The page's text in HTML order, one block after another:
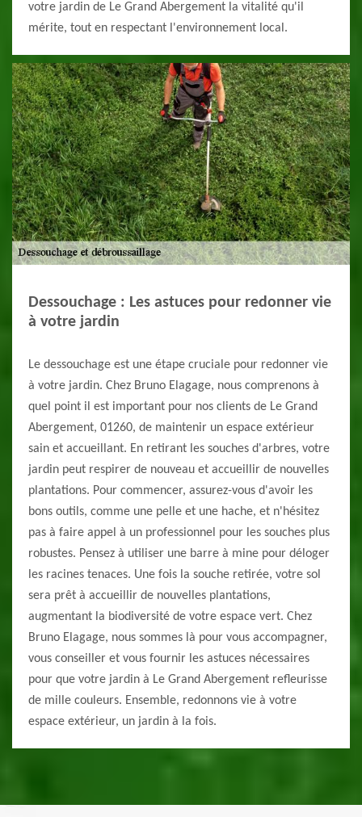
votre jardin de Le Grand Abergement la vitalité qu'il
mérite, tout en respectant l'environnement local.
Dessouchage : Les astuces pour redonner vie
à votre jardin
Le dessouchage est une étape cruciale pour redonner vie
à votre jardin. Chez Bruno Elagage, nous comprenons à
quel point il est important pour nos clients de Le Grand
Abergement, 01260, de maintenir un espace extérieur
sain et accueillant. En retirant les souches d'arbres, votre
jardin peut respirer de nouveau et accueillir de nouvelles
plantations. Pour commencer, assurez-vous d'avoir les
bons outils, comme une pelle et une hache, et n'hésitez
pas à faire appel à un professionnel pour les souches plus
robustes. Pensez à utiliser une barre à mine pour déloger
les racines tenaces. Une fois la souche retirée, votre sol
sera prêt à accueillir de nouvelles plantations,
augmentant la biodiversité de votre espace vert. Chez
Bruno Elagage, nous sommes là pour vous accompagner,
vous conseiller et vous fournir les astuces nécessaires
pour que votre jardin à Le Grand Abergement refleurisse
de mille couleurs. Ensemble, redonnons vie à votre
espace extérieur, un jardin à la fois.